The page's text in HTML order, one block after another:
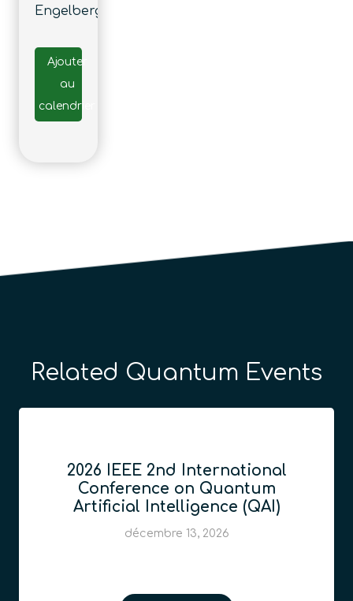
Engelberg
Ajouter
au
calendrier
Related Quantum Events
2026 IEEE 2nd International
Conference on Quantum
Artificial Intelligence (QAI)
décembre 13, 2026